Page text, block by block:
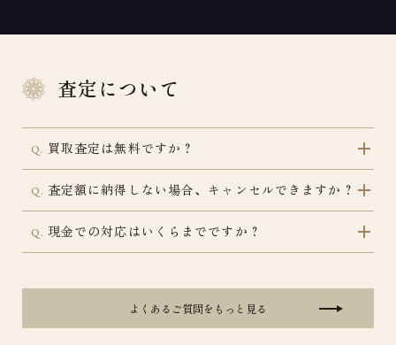
査定について
Q. 買取査定は無料ですか？
Q. 査定額に納得しない場合、キャンセルできますか？
Q. 現金での対応はいくらまでですか？
よくあるご質問をもっと見る